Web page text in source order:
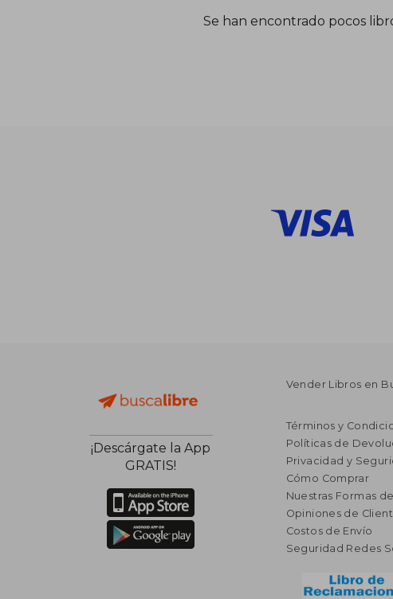
Se han encontrado pocos
¡Descárgate la App
GRATIS!
Vender Libros en
Términos y
Políticas de
Privacidad y
Cómo Comprar
Nuestras Formas
Opiniones de
Costos de Envío
Seguridad Redes